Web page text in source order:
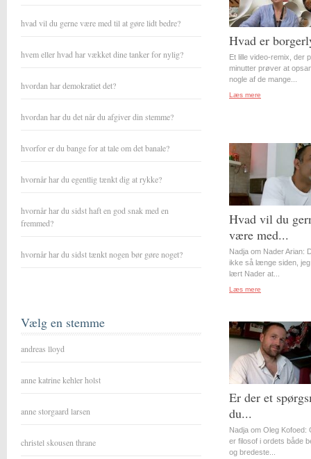
hvad vil du gerne være med til at gøre lidt bedre?
hvem eller hvad har vækket dine tanker for nylig?
hvordan har demokratiet det?
hvordan har du det når du afgiver din stemme?
hvorfor er du bange for at tale om det banale?
hvornår har du egentlig tænkt dig at rykke?
hvornår har du sidst haft en god snak med en
fremmed?
hvornår har du sidst tænkt nogen bør gøre noget?
Vælg en stemme
andreas lloyd
anne katrine kehler holst
anne storgaard larsen
christel skousen thrane
Hvad er
Et lille video-remix, der
minutter prøver at
nogle af de mange...
Læs mere
Hvad vil du
være med...
Nadja om Nader Arian:
ikke så længe siden,
lært Nader at...
Læs mere
Er der et
du...
Nadja om Oleg Kofoed:
er filosof i ordets både
og bredeste...